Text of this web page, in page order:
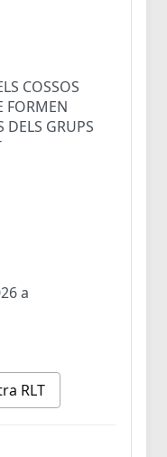
COSSOS
FORMEN
DELS GRUPS
a
RLT